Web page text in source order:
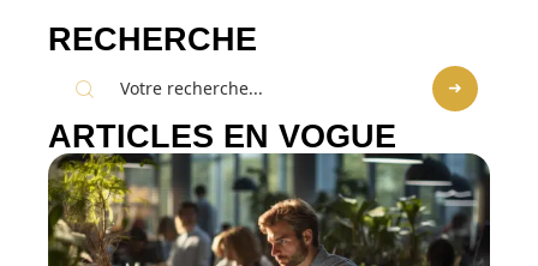
RECHERCHE
ARTICLES EN VOGUE